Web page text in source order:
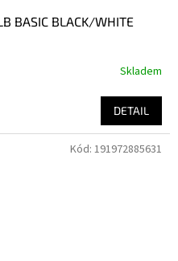
BASIC BLACK/WHITE
Skladem
DETAIL
Kód: 191972885631